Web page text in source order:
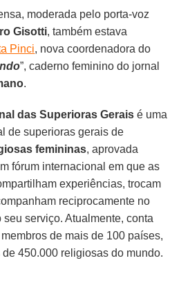
moderada pelo porta-voz
Gisotti, também estava
Pinci, nova coordenadora do
”, caderno feminino do jornal
.
das Superioras Gerais é uma
de superioras gerais de
femininas, aprovada
fórum internacional em que as
experiências, trocam
reciprocamente no
serviço. Atualmente, conta
de mais de 100 países,
450.000 religiosas do mundo.